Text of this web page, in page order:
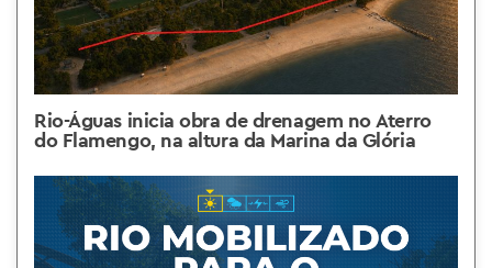
Rio-Águas inicia obra de drenagem no Aterro
do Flamengo, na altura da Marina da Glória